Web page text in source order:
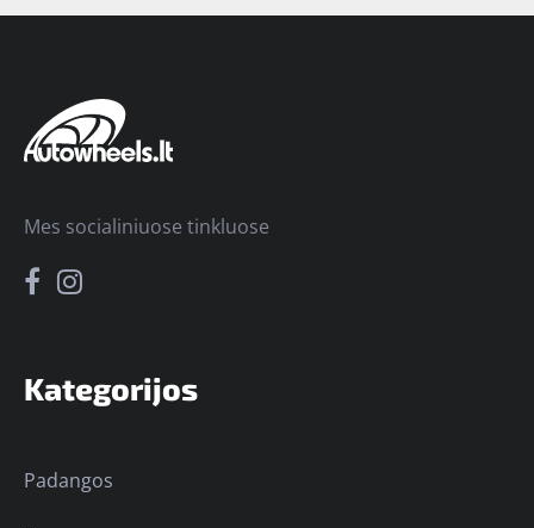
Kategorijos
Padangos
Mes socialiniuose tinkluose